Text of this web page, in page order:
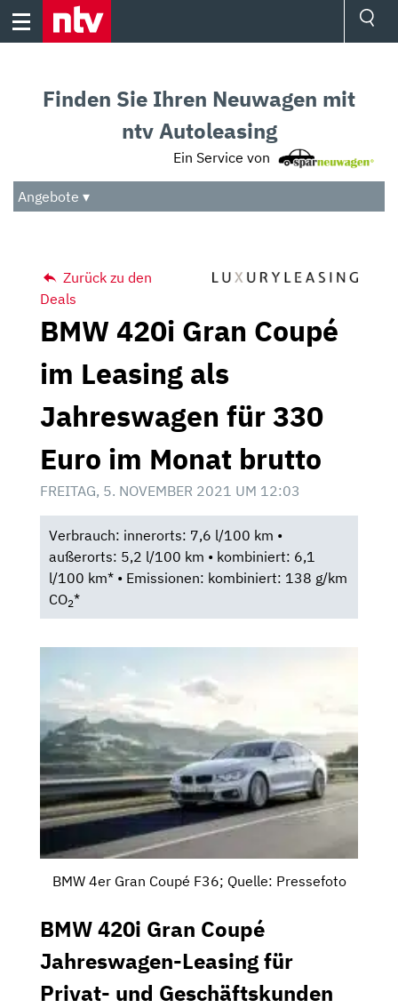
Skip
Audio
Das Beste
Finden Sie Ihren Neuwagen mit
ntv Autoleasing
Ein Service von
Angebote ▾
Zurück zu den
Deals
BMW 420i Gran Coupé
im Leasing als
Jahreswagen für 330
Euro im Monat brutto
FREITAG, 5. NOVEMBER 2021 UM 12:03
Verbrauch: innerorts: 7,6 l/100 km •
außerorts: 5,2 l/100 km • kombiniert: 6,1
l/100 km* • Emissionen: kombiniert: 138 g/km
CO2*
BMW 4er Gran Coupé F36; Quelle: Pressefoto
BMW 420i Gran Coupé
Jahreswagen-Leasing für
Privat- und Geschäftskunden